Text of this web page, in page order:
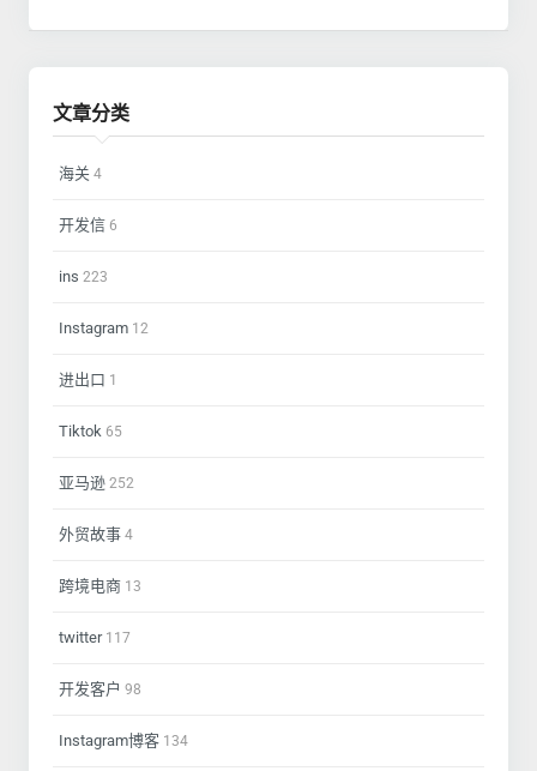
文章分类
海关 4
开发信 6
ins 223
Instagram 12
进出口 1
Tiktok 65
亚马逊 252
外贸故事 4
跨境电商 13
twitter117
开发客户 98
Instagram博客 134